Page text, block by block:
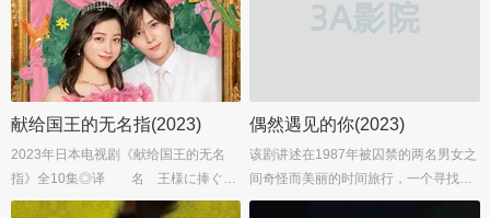
献给国王的无名指(2023)
2023年日本电视剧《献给国王的无名
指》全10集◎译 名 王様に捧ぐ薬
指◎片 名 献给国王的无名指◎
偶然遇见的你(2023)
该剧讲述在1987年被囚禁的两名男女之
间奇怪而美丽的时间旅行，一个寻找过
去连环杀人真相的男人和一个想要阻止